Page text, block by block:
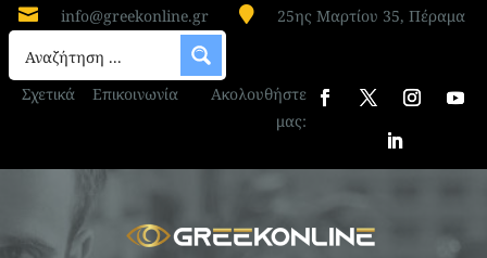
 info@greekonline.gr  25ης Μαρτίου 35, Πέραμα
Σχετικά Επικοινωνία
Ακολουθήστε
μας: